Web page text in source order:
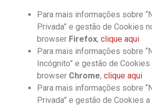
Para mais informações sobre
Privada” e gestão de Cookies
browser Firefox, clique aqui
Para mais informações sobre
Incógnito” e gestão de Cookies
browser Chrome, clique aqui
Para mais informações sobre
Privada” e gestão de Cookies